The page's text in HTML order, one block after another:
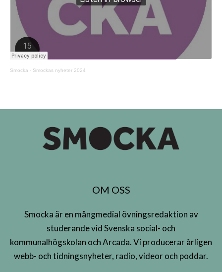
Smocka · Smockas nyheter 2024
OM OSS
Smocka är en mångmedial övningsredaktion av
studerande vid Svenska social- och
kommunalhögskolan och Arcada. Vi producerar årligen
webb- och tidningsnyheter, radio, videor och poddar.